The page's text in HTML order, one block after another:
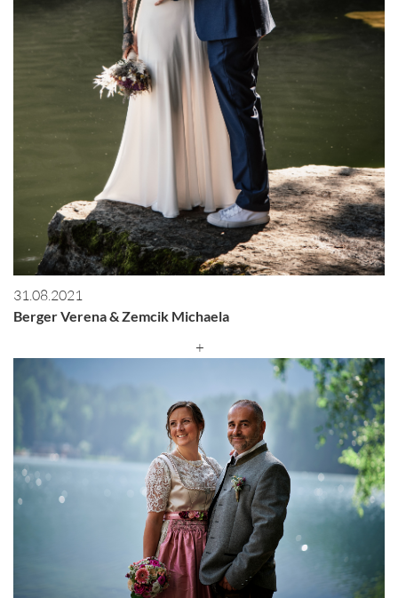
31.08.2021
Berger Verena & Zemcik Michaela
+